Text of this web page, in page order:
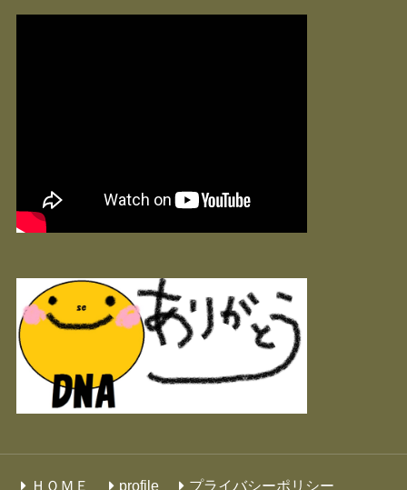
ＨＯＭＥ profile プライバシーポリシー